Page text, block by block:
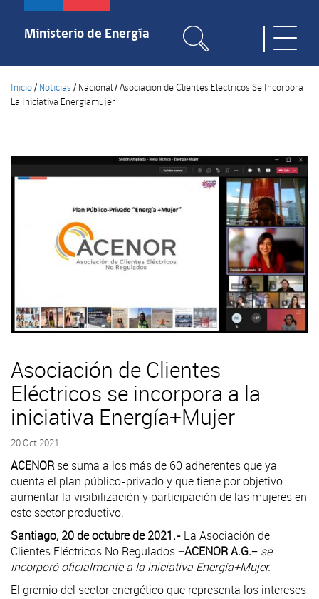
Pasar
contenido
Ministerio de Energía
Inicio/ Noticias / Nacional/Asociacion de Clientes Electricos Se Incorpora
La Iniciativa Energiamujer
Asociación de Clientes
Eléctricos se incorpora a la
iniciativa Energía+Mujer
20 Oct 2021
ACENORse suma a los más de 60 adherentes que ya
cuenta el plan público-privado y que tiene por objetivo
aumentar la visibilización y participación de las mujeres en
este sector productivo.
Santiago, 20 de octubre de 2021.- La Asociación de
Clientes Eléctricos No Regulados −ACENOR A.G.− se
incorporó oficialmente a la iniciativa Energía+Mujer.
El gremio del sector energético que representa los intereses